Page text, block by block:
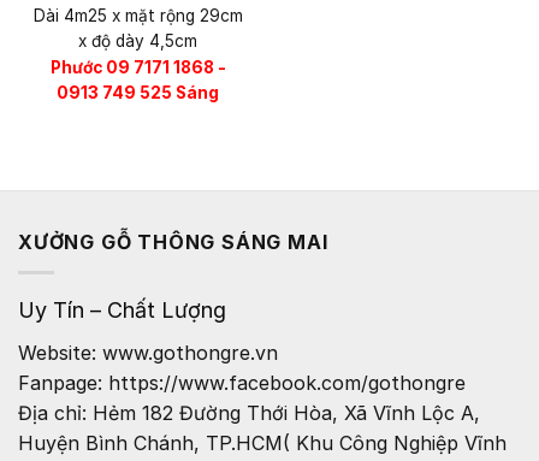
Dài 4m25 x mặt rộng 29cm
x độ dày 4,5cm
Phước 09 7171 1868 -
0913 749 525 Sáng
XƯỞNG GỖ THÔNG SÁNG MAI
Uy Tín – Chất Lượng
Website: www.gothongre.vn
Fanpage: https://www.facebook.com/gothongre
Địa chỉ: Hẻm 182 Đường Thới Hòa, Xã Vĩnh Lộc A,
Huyện Bình Chánh, TP.HCM( Khu Công Nghiệp Vĩnh